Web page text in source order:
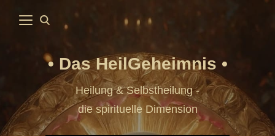
Das HeilGeheimnis
Heilung & Selbstheilung -
die spirituelle Dimension